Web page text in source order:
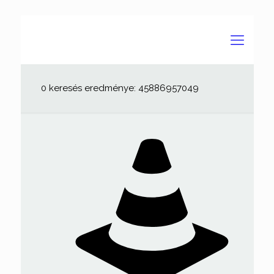
0 keresés eredménye: 45886957049